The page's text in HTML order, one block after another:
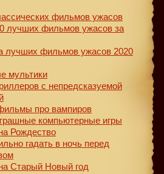
фильмов ужасов
лучших фильмов ужасов за
лучших фильмов ужасов 2020
мультики
с непредсказуемой
про вампиров
компьютерные игры
Рождество
гадать в ночь перед
Старый Новый год